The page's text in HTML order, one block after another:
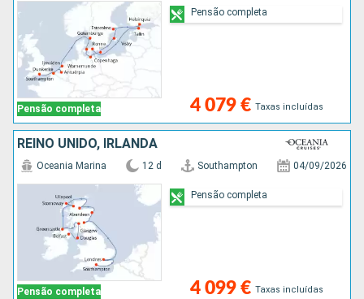
Pensão completa 4 079 € Taxas incluídas
Pensão completa
REINO UNIDO, IRLANDA
Pensão completa
Oceania Marina 12 d Southampton 04/09/2026
4 099 € Taxas incluídas
Pensão completa